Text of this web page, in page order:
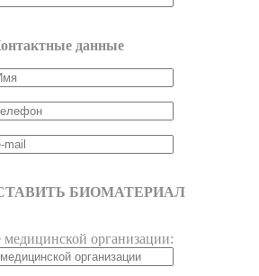
данные
БИОМАТЕРИАЛ
медицинской организации: